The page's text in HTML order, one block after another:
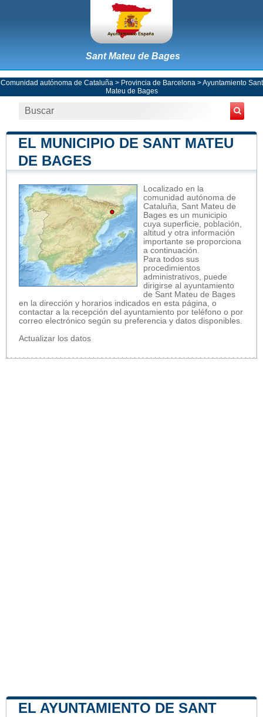
Sant Mateu de Bages
Comunidad autónoma de Cataluña > Provincia de Barcelona >Ayuntamiento Sant
Mateu de Bages
EL MUNICIPIO DE SANT MATEU
DE BAGES
Localizado en la
comunidad autónoma de
Cataluña, Sant Mateu de
Bages es un municipio
cuya superficie, población,
altitud y otra información
importante se proporciona
a continuación.
Para todos sus
procedimientos
administrativos, puede
dirigirse al ayuntamiento
de Sant Mateu de Bages
en la dirección y horarios indicados en esta página, o
contactar a la recepción del ayuntamiento por teléfono o por
correo electrónico según su preferencia y datos disponibles.
Actualizar los datos
EL AYUNTAMIENTO DE SANT